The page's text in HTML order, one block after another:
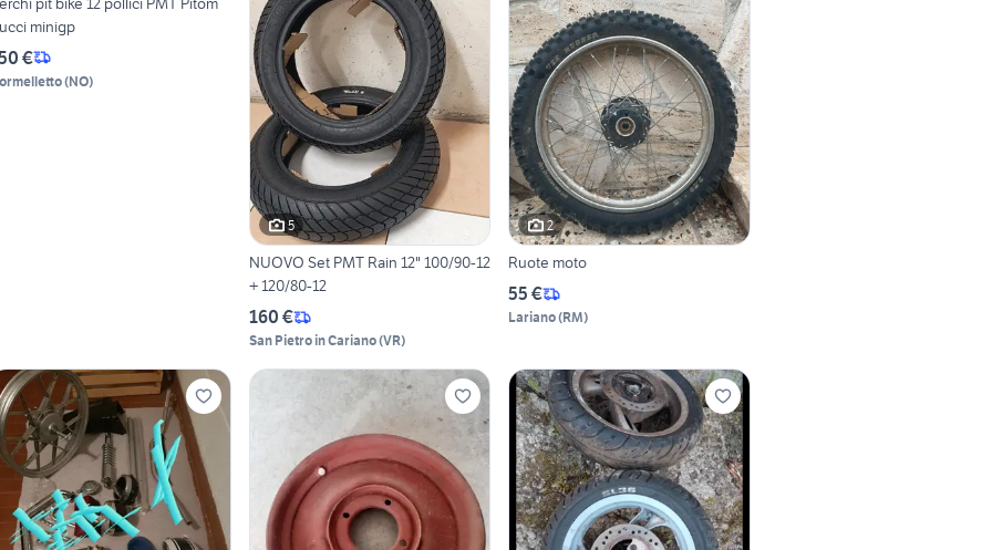
minigp
€
(NO)
5
NUOVO Set PMT Rain 12" 100/90-12
+ 120/80-12
160 €
San Pietro in Cariano(VR)
2
Ruote moto
55 €
Lariano(RM)